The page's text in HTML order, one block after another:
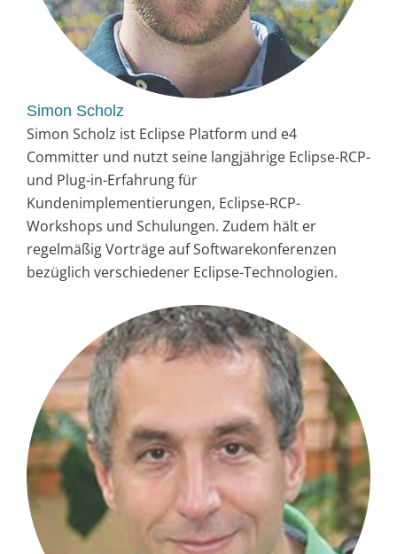
Simon Scholz
Simon Scholz ist Eclipse Platform und e4
Committer und nutzt seine langjährige Eclipse-RCP-
und Plug-in-Erfahrung für
Kundenimplementierungen, Eclipse-RCP-
Workshops und Schulungen. Zudem hält er
regelmäßig Vorträge auf Softwarekonferenzen
bezüglich verschiedener Eclipse-Technologien.